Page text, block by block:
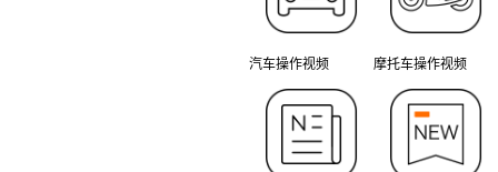
汽车操作视频 摩托车操作视频